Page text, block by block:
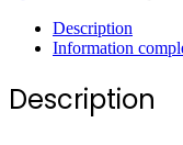
Description
Information
Description